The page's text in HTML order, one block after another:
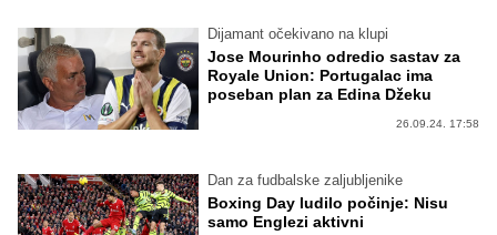
Dijamant očekivano na klupi
Jose Mourinho odredio sastav za
Royale Union: Portugalac ima
poseban plan za Edina Džeku
26.09.24. 17:58
Dan za fudbalske zaljubljenike
Boxing Day ludilo počinje: Nisu
samo Englezi aktivni